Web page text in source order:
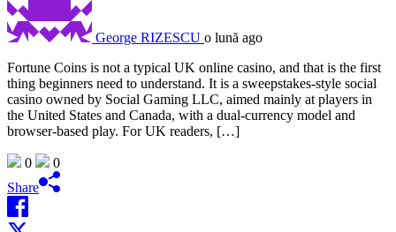
George RIZESCU o lună ago
Fortune Coins is not a typical UK online casino, and that is the first
thing beginners need to understand. It is a sweepstakes-style social
casino owned by Social Gaming LLC, aimed mainly at players in
the United States and Canada, with a dual-currency model and
browser-based play. For UK readers, […]
0
0
Share